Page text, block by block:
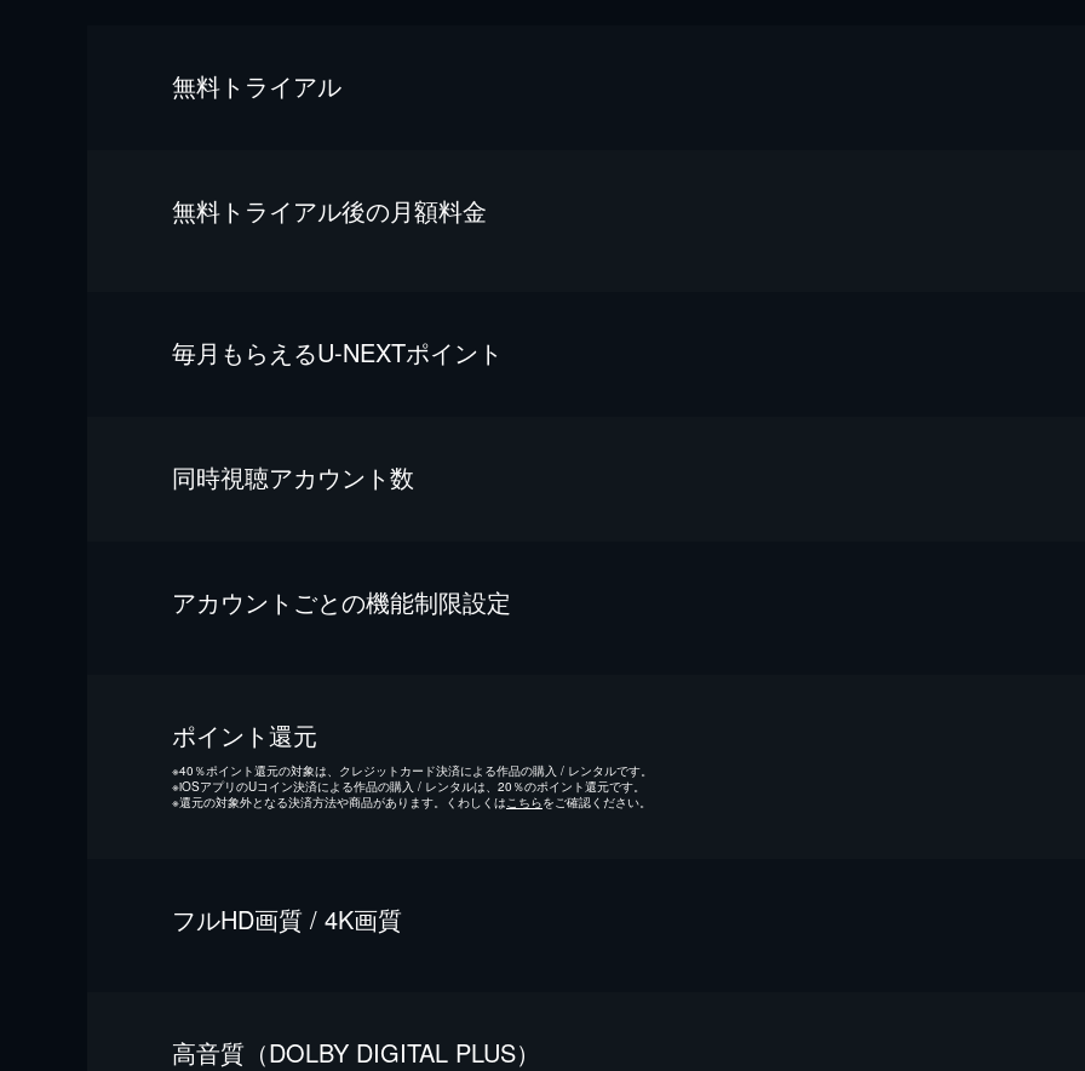
無料トライアル
無料トライアル後の⽉額料金
毎⽉もらえるU-NEXTポイント
同時視聴アカウント数
アカウントごとの機能制限設定
ポイント還元
※40％ポイント還元の対象は、クレジットカード決済による作品の購入 / レンタルです。
※iOSアプリのUコイン決済による作品の購入 / レンタルは、20％のポイント還元です。
※還元の対象外となる決済方法や商品があります。くわしくは こちらをご確認ください。
フルHD画質 / 4K画質
⾼⾳質（DOLBY DIGITAL PLUS）